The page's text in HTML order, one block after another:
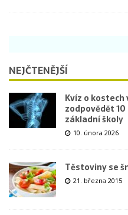
NEJČTENĚJŠÍ
Kvíz o
zodpovědět
základní školy
10. února 2026
Těstoviny se
21. března 2015